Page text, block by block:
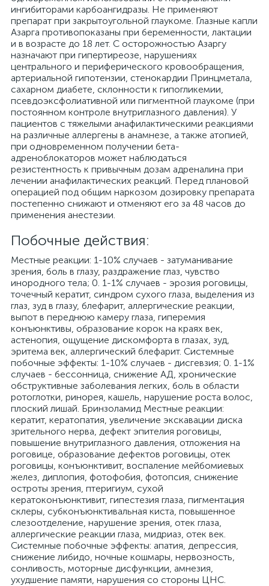
ингибиторами карбоангидразы. Не применяют
препарат при закрытоугольной глаукоме. Глазные капли
Азарга противопоказаны при беременности, лактации
и в возрасте до 18 лет. С осторожностью Азаргу
назначают при гипертиреозе, нарушениях
центрального и периферического кровообращения,
артериальной гипотензии, стенокардии Принцметала,
сахарном диабете, склонности к гипогликемии,
псевдоэксфолиативной или пигментной глаукоме (при
постоянном контроле внутриглазного давления). У
пациентов с тяжелыми анафилактическими реакциями
на различные аллергены в анамнезе, а также атопией,
при одновременном получении бета-
адреноблокаторов может наблюдаться
резистентность к привычным дозам адреналина при
лечении анафилактических реакций. Перед плановой
операцией под общим наркозом дозировку препарата
постепенно снижают и отменяют его за 48 часов до
применения анестезии.
Побочные действия:
Местные реакции: 1-10% случаев - затуманивание
зрения, боль в глазу, раздражение глаз, чувство
инородного тела; 0. 1-1% случаев - эрозия роговицы,
точечный кератит, синдром сухого глаза, выделения из
глаз, зуд в глазу, блефарит, аллергические реакции,
выпот в переднюю камеру глаза, гиперемия
конъюнктивы, образование корок на краях век,
астенопия, ощущение дискомфорта в глазах, зуд,
эритема век, аллергический блефарит. Системные
побочные эффекты: 1-10% случаев - дисгевзия; 0. 1-1%
случаев - бессонница, снижение АД, хронические
обструктивные заболевания легких, боль в области
ротоглотки, ринорея, кашель, нарушение роста волос,
плоский лишай. Бринзоламид Местные реакции:
кератит, кератопатия, увеличение экскавации диска
зрительного нерва, дефект эпителия роговицы,
повышение внутриглазного давления, отложения на
роговице, образование дефектов роговицы, отек
роговицы, конъюнктивит, воспаление мейбомиевых
желез, диплопия, фотофобия, фотопсия, снижение
остроты зрения, птеригиум, сухой
кератоконъюнктивит, гипестезия глаза, пигментация
склеры, субконъюнктивальная киста, повышенное
слезоотделение, нарушение зрения, отек глаза,
аллергические реакции глаза, мидриаз, отек век.
Системные побочные эффекты: апатия, депрессия,
снижение либидо, ночные кошмары, нервозность,
сонливость, моторные дисфункции, амнезия,
ухудшение памяти, нарушения со стороны ЦНС.